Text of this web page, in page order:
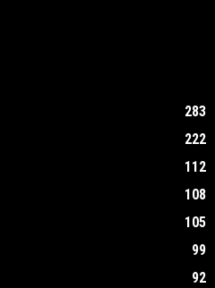
283
222
112
108
105
99
92